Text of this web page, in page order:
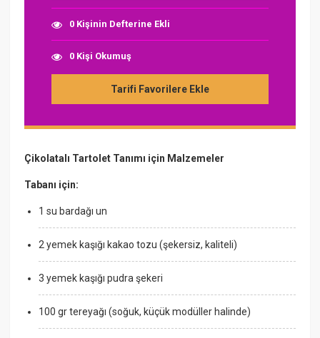
0 Kişinin Defterine Ekli
0 Kişi Okumuş
Tarifi Favorilere Ekle
Çikolatalı Tartolet Tanımı için Malzemeler
Tabanı için:
1 su bardağı un
2 yemek kaşığı kakao tozu (şekersiz, kaliteli)
3 yemek kaşığı pudra şekeri
100 gr tereyağı (soğuk, küçük modüller halinde)